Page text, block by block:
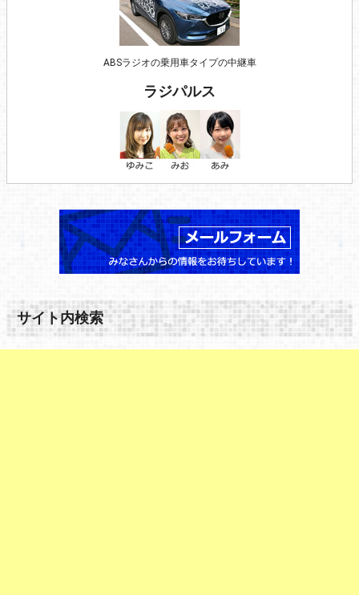
ABSラジオの乗用車タイプの中継車
ラジパルス
サイト内検索